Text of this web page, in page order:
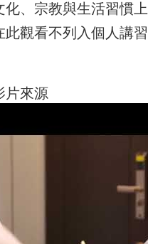
化、宗教與生活習慣
此觀看不列入個人講
片來源